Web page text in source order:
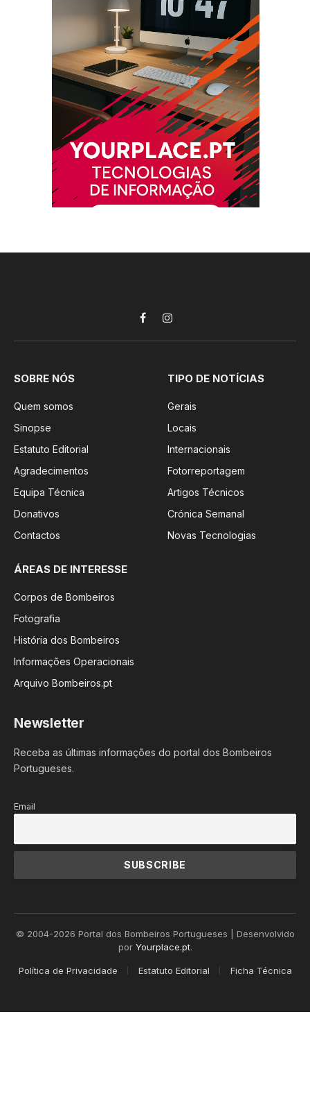
FacebookInstagram
SOBRE NÓS
Quem somos
Sinopse
Estatuto Editorial
Agradecimentos
Equipa Técnica
Donativos
Contactos
TIPO DE NOTÍCIAS
Gerais
Locais
Internacionais
Fotorreportagem
Artigos Técnicos
Crónica Semanal
Novas Tecnologias
ÁREAS DE INTERESSE
Corpos de Bombeiros
Fotografia
História dos Bombeiros
Informações Operacionais
Arquivo Bombeiros.pt
Newsletter
Receba as últimas informações do portal dos Bombeiros
Portugueses.
Email
© 2004-2026 Portal dos Bombeiros Portugueses | Desenvolvido
por Yourplace.pt.
Política de Privacidade Estatuto Editorial Ficha Técnica